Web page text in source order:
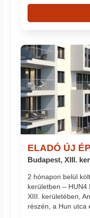
ELADÓ ÚJ
Budapest, XIII.
2 hónapon belül
kerületben –
XIII. kerületében,
részén, a Hun utca